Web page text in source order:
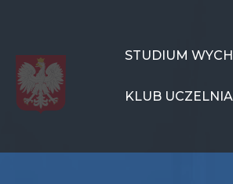
STUDIUM
KLUB